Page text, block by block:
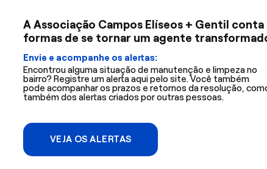
A Associação Campos Elíseos + Gentil
formas de se tornar um agente
Envie e acompanhe os alertas:
Encontrou alguma situação de manutenção e limpeza no
bairro? Registre um alerta aqui pelo site. Você também
pode acompanhar os prazos e retornos da resolução,
também dos alertas criados por outras pessoas.
VEJA OS ALERTAS